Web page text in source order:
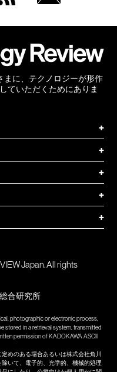
まに、テクノロジーが形作
ていただくためにありま
+
+
+
+
+
Japan. All rights
合研究所
photographic or electronic process,
stored in a retrieval system, transmitted
permission of KADOKAWA ASCII
めのある場合あるいは株式会社角川
いて、電子的、光学的、機械的処理